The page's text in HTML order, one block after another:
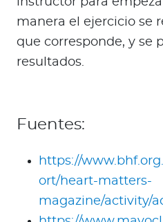
manera el ejercicio se
que corresponde, y se
resultados.
Fuentes:
https://
ort/heart-matters-
magazine/activity/